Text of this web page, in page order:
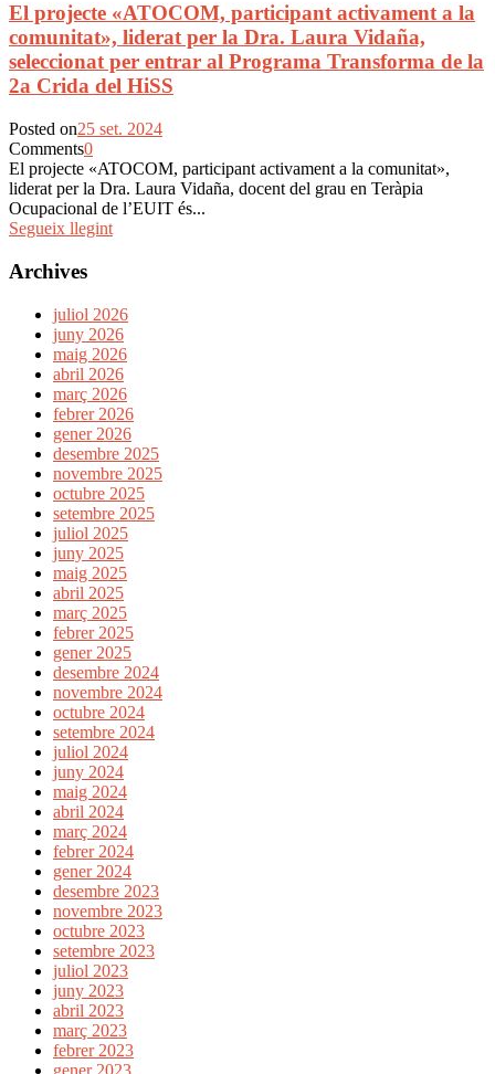
El projecte «ATOCOM, participant activament a la
comunitat», liderat per la Dra. Laura Vidaña,
seleccionat per entrar al Programa Transforma de la
2a Crida del HiSS
Posted on25 set. 2024
Comments0
El projecte «ATOCOM, participant activament a la comunitat»,
liderat per la Dra. Laura Vidaña, docent del grau en Teràpia
Ocupacional de l’EUIT és...
Segueix llegint
Archives
juliol 2026
juny 2026
maig 2026
abril 2026
març 2026
febrer 2026
gener 2026
desembre 2025
novembre 2025
octubre 2025
setembre 2025
juliol 2025
juny 2025
maig 2025
abril 2025
març 2025
febrer 2025
gener 2025
desembre 2024
novembre 2024
octubre 2024
setembre 2024
juliol 2024
juny 2024
maig 2024
abril 2024
març 2024
febrer 2024
gener 2024
desembre 2023
novembre 2023
octubre 2023
setembre 2023
juliol 2023
juny 2023
abril 2023
març 2023
febrer 2023
gener 2023